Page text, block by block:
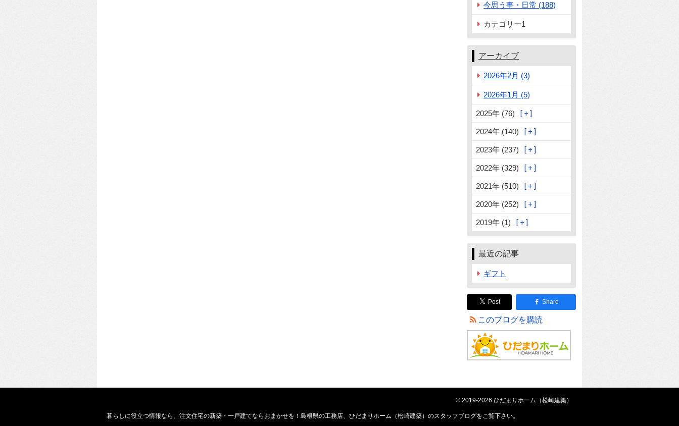
今思う事・日常 (188)
カテゴリー1
アーカイブ
2026年2月 (3)
2026年1月 (5)
2025年 (76)
2024年 (140)
2023年 (237)
2022年 (329)
2021年 (510)
2020年 (252)
2019年 (1)
最近の記事
ギフト
Post Share
このブログを購読
© 2019-2026 ひだまりホーム（松崎建築）
暮らしに役立つ情報なら、注文住宅の新築・一戸建てならおまかせを！島根県の工務店、ひだまりホーム（松崎建築）のスタッフブログをご覧下さい。